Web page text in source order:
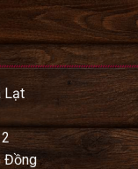
Lạt
Đồng